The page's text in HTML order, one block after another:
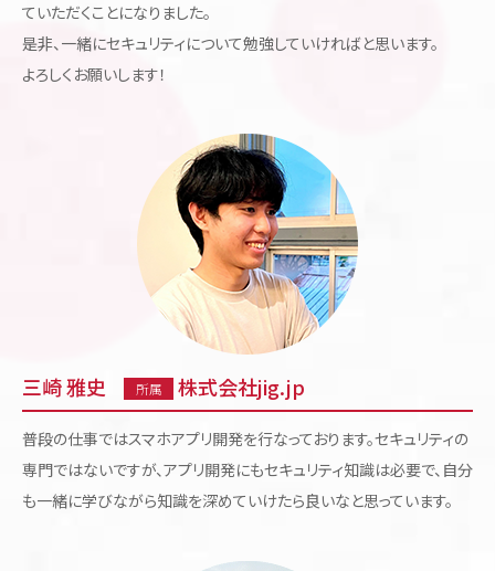
ていただくことになりました。
是非、一緒にセキュリティについて勉強していければと思います。
よろしくお願いします！
三崎 雅史 所属 株式会社jig.jp
普段の仕事ではスマホアプリ開発を行なっております。セキュリティの
専門ではないですが、アプリ開発にもセキュリティ知識は必要で、自分
も一緒に学びながら知識を深めていけたら良いなと思っています。